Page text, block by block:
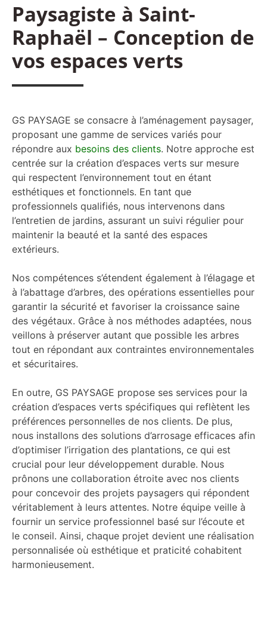
Paysagiste à Saint-
Raphaël – Conception de
vos espaces verts
GS PAYSAGE se consacre à l’aménagement paysager,
proposant une gamme de services variés pour
répondre aux besoins des clients. Notre approche est
centrée sur la création d’espaces verts sur mesure
qui respectent l’environnement tout en étant
esthétiques et fonctionnels. En tant que
professionnels qualifiés, nous intervenons dans
l’entretien de jardins, assurant un suivi régulier pour
maintenir la beauté et la santé des espaces
extérieurs.
Nos compétences s’étendent également à l’élagage et
à l’abattage d’arbres, des opérations essentielles pour
garantir la sécurité et favoriser la croissance saine
des végétaux. Grâce à nos méthodes adaptées, nous
veillons à préserver autant que possible les arbres
tout en répondant aux contraintes environnementales
et sécuritaires.
En outre, GS PAYSAGE propose ses services pour la
création d’espaces verts spécifiques qui reflètent les
préférences personnelles de nos clients. De plus,
nous installons des solutions d’arrosage efficaces afin
d’optimiser l’irrigation des plantations, ce qui est
crucial pour leur développement durable. Nous
prônons une collaboration étroite avec nos clients
pour concevoir des projets paysagers qui répondent
véritablement à leurs attentes. Notre équipe veille à
fournir un service professionnel basé sur l’écoute et
le conseil. Ainsi, chaque projet devient une réalisation
personnalisée où esthétique et praticité cohabitent
harmonieusement.